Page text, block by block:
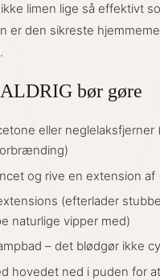
limen lige så effektivt
er den sikreste
.
bør gøre
eller neglelaksfjerner
og rive en extension af
(efterlader
naturlige vipper med)
– det blødgør ikke
hovedet ned i puden for